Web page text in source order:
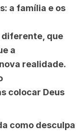
a família e os
diferente, que
a
realidade.
colocar Deus
como desculpa